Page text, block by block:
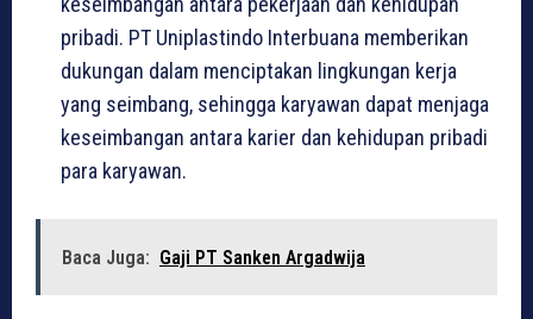
pribadi. PT Uniplastindo Interbuana memberikan
dukungan dalam menciptakan lingkungan kerja
yang seimbang, sehingga karyawan dapat menjaga
keseimbangan antara karier dan kehidupan pribadi
para karyawan.
Baca Juga: Gaji PT Sanken Argadwija